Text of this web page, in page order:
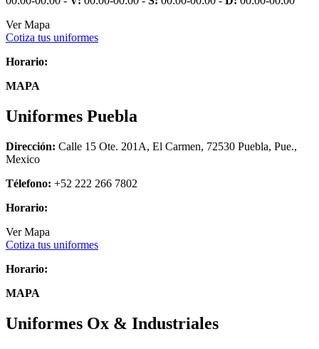
Ver Mapa
Cotiza tus uniformes
Horario:
MAPA
Uniformes Puebla
Dirección: Calle 15 Ote. 201A, El Carmen, 72530 Puebla, Pue.,
Mexico
Télefono: +52 222 266 7802
Horario:
Ver Mapa
Cotiza tus uniformes
Horario:
MAPA
Uniformes Ox & Industriales